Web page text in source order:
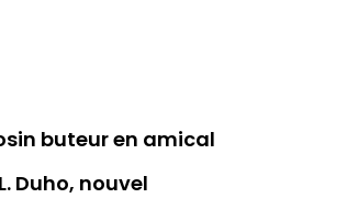
buteur en amical
Duho, nouvel